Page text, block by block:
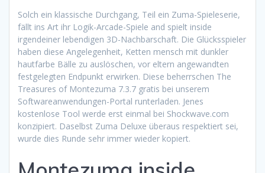
Solch ein klassische Durchgang, Teil ein Zuma-Spieleserie,
fällt ins Art ihr Logik-Arcade-Spiele and spielt inside
irgendeiner lebendigen 3D-Nachbarschaft. Die Glücksspieler
haben diese Angelegenheit, Ketten mensch mit dunkler
hautfarbe Bälle zu auslöschen, vor eltern angewandten
festgelegten Endpunkt erwirken. Diese beherrschen The
Treasures of Montezuma 7.3.7 gratis bei unserem
Softwareanwendungen-Portal runterladen. Jenes
kostenlose Tool werde erst einmal bei Shockwave.com
konzipiert. Daselbst Zuma Deluxe überaus respektiert sei,
wurde dies Runde sehr immer wieder kopiert.